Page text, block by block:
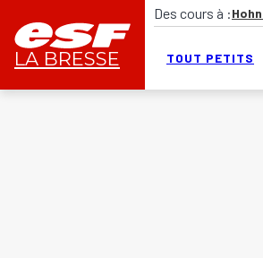
LA BRESSE
Des cours à :
TOUT PETITS